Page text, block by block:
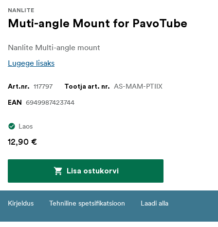
NANLITE
Muti-angle Mount for PavoTube
Nanlite Multi-angle mount
Lugege lisaks
Art.nr. 117797 Tootja art. nr. AS-MAM-PTIIX
EAN 6949987423744
Laos
12,90 €
Lisa ostukorvi
Kirjeldus Tehniline spetsifikatsioon Laadi alla